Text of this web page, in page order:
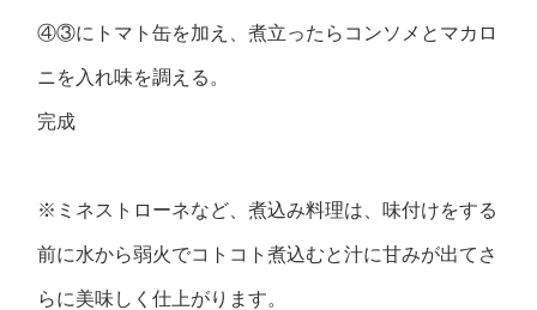
④③にトマト缶を加え、煮立ったらコンソメとマカロ
ニを入れ味を調える。
完成
※ミネストローネなど、煮込み料理は、味付けをする
前に水から弱火でコトコト煮込むと汁に甘みが出てさ
らに美味しく仕上がります。